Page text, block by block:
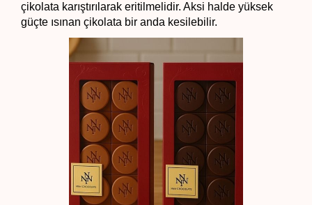
çikolata karıştırılarak eritilmelidir. Aksi halde yüksek
güçte ısınan çikolata bir anda kesilebilir.